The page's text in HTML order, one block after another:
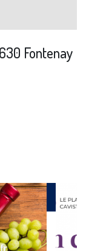
Fontenay